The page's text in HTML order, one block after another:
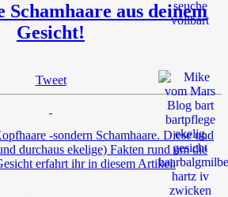
Schamhaare aus deinem
Gesicht!
Tweet
-sondern Schamhaare. Diese und
durchaus ekelige) Fakten rund um die
erfahrt ihr in diesem Artikel.